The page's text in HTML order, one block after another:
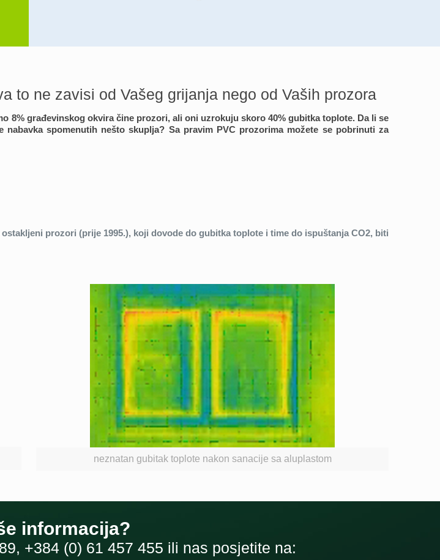
to ne zavisi od Vašeg grijanja nego od Vaših prozora
8% građevinskog okvira čine prozori, ali oni uzrokuju skoro 40% gubitka toplote. Da li se
spomenutih nešto skuplja? Sa pravim PVC prozorima možete se pobrinuti za
prozori (prije 1995.), koji dovode do gubitka toplote i time do ispuštanja CO2, biti
neznatan gubitak toplote nakon sanacije sa aluplastom
informacija?
+384 (0) 61 457 455 ili nas posjetite na: